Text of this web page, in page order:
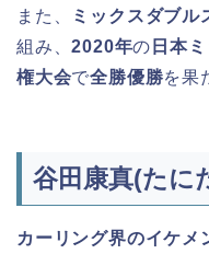
また、 ミックスダブル
組み、2020年の 日本
権大会で全勝優勝を果
谷田康真(たに
カーリング界のイケメ